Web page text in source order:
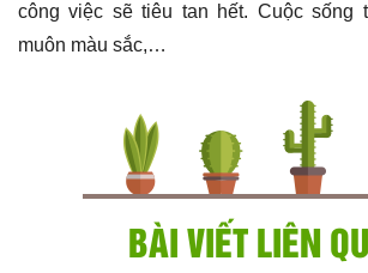
công việc sẽ tiêu tan hết. Cuộc sống
muôn màu sắc,…
BÀI VIẾT LIÊN